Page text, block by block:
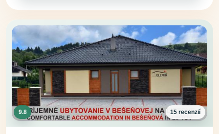
9.8 15 recenzií